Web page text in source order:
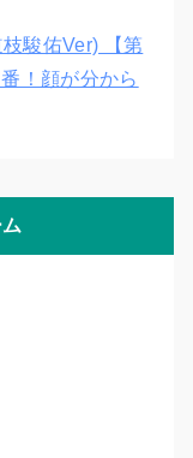
駿佑Ver) 【第
！顔が分から